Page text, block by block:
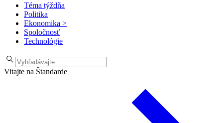
Téma týždňa
Politika
Ekonomika >
Spoločnosť
Technológie
Vitajte na Štandarde